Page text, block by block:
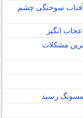
سوختگی چشم
انگیز
مشکلات
رسید